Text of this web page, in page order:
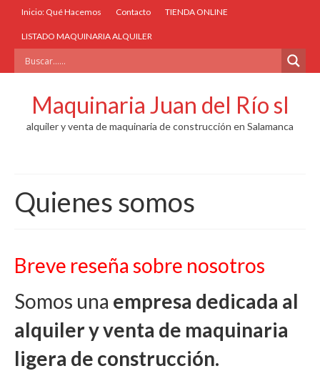
Inicio: Qué Hacemos Contacto TIENDA ONLINE
LISTADO MAQUINARIA ALQUILER
Maquinaria Juan del Río sl
alquiler y venta de maquinaria de construcción en Salamanca
Quienes somos
Breve reseña sobre nosotros
Somos una empresa dedicada al
alquiler y venta de maquinaria
ligera de construcción.